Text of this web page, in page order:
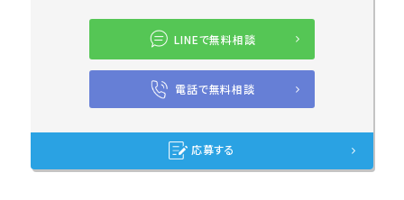
LINEで無料相談
電話で無料相談
応募する